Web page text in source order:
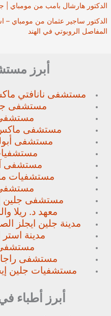
الدكتور هارشال بامب من مومباي |
الدكتور ساجير عثمان من مومباي –
المفاصل الروبوتي في الهند
أبرز
مستشفى نانافتي
مستشفى
مستشفى
مستشفى
مستشفى
مستشفى
مستشفيات
مستشفى
مستشفى جلين
معهد د. ريلا
مدينة جلين ايجلز
مدينة استر
مستشفى
مستشفى
مستشفيات جلين
أبرز أطباء